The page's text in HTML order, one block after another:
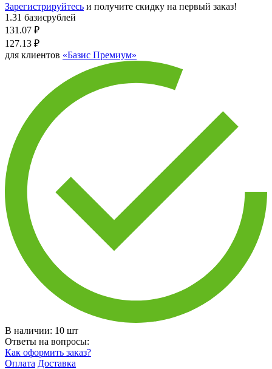
Зарегистрируйтесь и получите скидку на первый заказ!
1.31 базисрублей
131.07 ₽
127.13 ₽
для клиентов «Базис Премиум»
В наличии: 10 шт
Ответы на вопросы:
Как оформить заказ?
Оплата Доставка